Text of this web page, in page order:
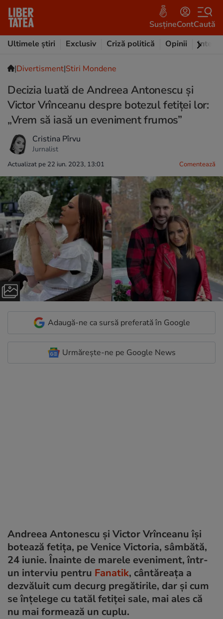
SusțineContCaută
Ultimele știri
Exclusiv Criză politică Opinii
|Divertisment|Stiri Mondene
Decizia luată de Andreea Antonescu și
Victor Vrînceanu despre botezul fetiței lor:
„Vrem să iasă un eveniment frumos”
Cristina Pîrvu
Jurnalist
Actualizat pe 22 iun. 2023, 13:01 Comentează
Adaugă-ne ca sursă preferată în Google
Urmărește-ne pe Google News
Andreea Antonescu și Victor Vrînceanu își
botează fetița, pe Venice Victoria, sâmbătă,
24 iunie. Înainte de marele eveniment, într-
un interviu pentru Fanatik, cântăreața a
dezvăluit cum decurg pregătirile, dar și cum
se înțelege cu tatăl fetiței sale, mai ales că
nu mai formează un cuplu.